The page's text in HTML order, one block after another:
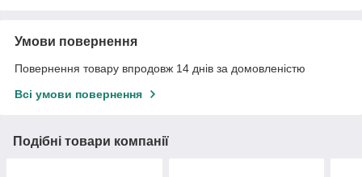
Умови повернення
Повернення товару впродовж 14 днів за домовленістю
Всі умови повернення
Подібні товари компанії